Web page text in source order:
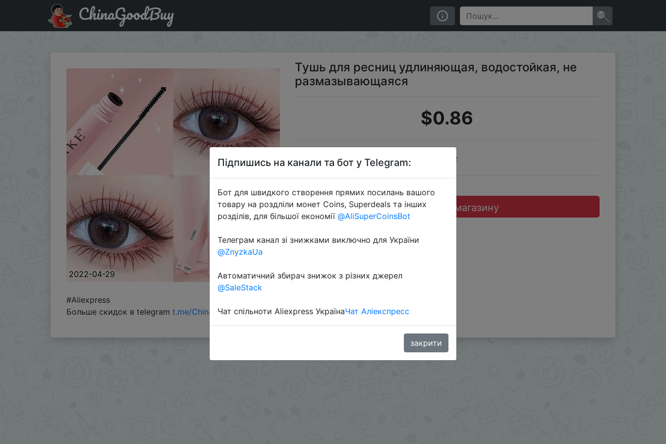
Купити на розпродажі Тушь для ресниц удлиняющая, водостойкая, не размазывающаяся
ChinaGoodBuy
2022-04-29
Тушь для ресниц удлиняющая, водостойкая, не
размазывающаяся
$0.86
Sale
Перейти до магазину
#Aliexpress
Больше скидок в telegram t.me/ChinaGoodBuy
Підпишись на канали та бот у Telegram:
Бот для швидкого створення прямих посилань вашого
товару на роздліли монет Coins, Superdeals та інших
розділів, для більшої економії @AliSuperCoinsBot
Телеграм канал зі знижками виключно для України
@ZnyzkaUa
Автоматичний збирач знижок з різних джерел
@SaleStack
Чат спільноти Aliexpress УкраїнаЧат Аліекспресс
закрити